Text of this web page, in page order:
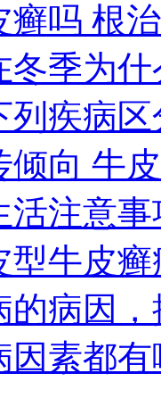
癣吗 根
冬季为
列疾病
倾向 牛
活注意事
型牛皮
的病因
因素都